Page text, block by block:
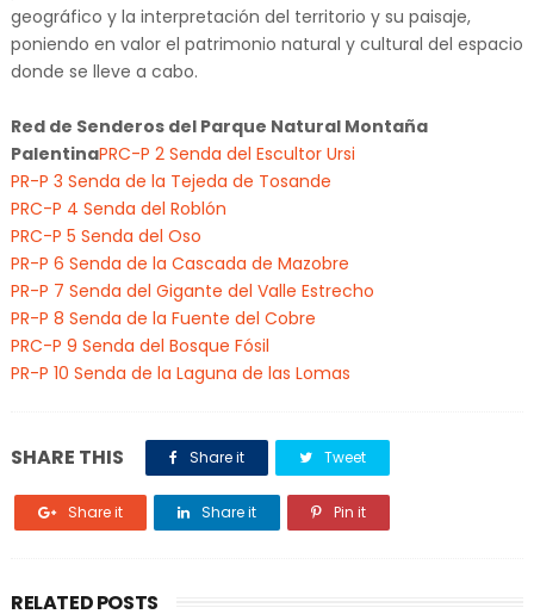
geográfico y la interpretación del territorio y su paisaje,
poniendo en valor el patrimonio natural y cultural del espacio
donde se lleve a cabo.
Red de Senderos del Parque Natural Montaña
PalentinaPRC-P 2 Senda del Escultor Ursi
PR-P 3 Senda de la Tejeda de Tosande
PRC-P 4 Senda del Roblón
PRC-P 5 Senda del Oso
PR-P 6 Senda de la Cascada de Mazobre
PR-P 7 Senda del Gigante del Valle Estrecho
PR-P 8 Senda de la Fuente del Cobre
PRC-P 9 Senda del Bosque Fósil
PR-P 10 Senda de la Laguna de las Lomas
SHARE THIS Share it Tweet
Share it Share it Pin it
RELATED POSTS